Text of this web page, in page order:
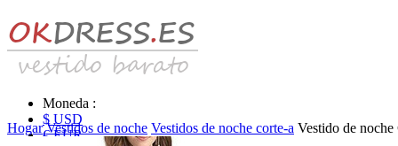
Moneda :
$ USD
€ EUR
Hogar Vestidos de noche Vestidos de noche corte-a Vestido de